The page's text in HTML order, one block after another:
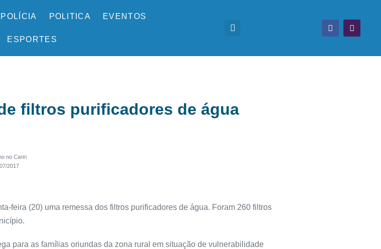
POLÍCIA POLITICA EVENTOS
ESPORTES
filtros purificadores de água
no Cariri
2017
feira (20) uma remessa dos filtros purificadores de água. Foram 260 filtros
para as famílias oriundas da zona rural em situação de vulnerabilidade